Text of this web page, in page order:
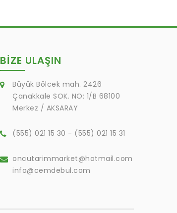
BIZE ULAŞIN
Büyük Bölcek mah. 2426
Çanakkale SOK. NO: 1/B 68100
Merkez / AKSARAY
(555) 021 15 30 - (555) 021 15 31
oncutarimmarket@hotmail.com
info@cemdebul.com